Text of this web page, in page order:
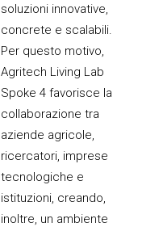
soluzioni innovative,
concrete e scalabili.
Per questo motivo,
Agritech Living Lab
Spoke 4 favorisce la
collaborazione tra
aziende agricole,
ricercatori, imprese
tecnologiche e
istituzioni, creando,
inoltre, un ambiente